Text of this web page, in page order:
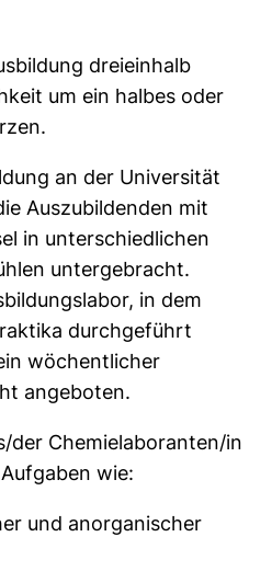
dreieinhalb
um ein halbes oder
an der Universität
Auszubildenden mit
in unterschiedlichen
untergebracht.
in dem
durchgeführt
wöchentlicher
angeboten.
der Chemielaboranten/in
wie:
und anorganischer